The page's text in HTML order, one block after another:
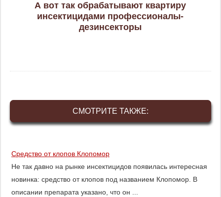
А вот так обрабатывают квартиру
инсектицидами профессионалы-
дезинсекторы
СМОТРИТЕ ТАКЖЕ:
Средство от клопов Клопомор
Не так давно на рынке инсектицидов появилась интересная
новинка: средство от клопов под названием Клопомор. В
описании препарата указано, что он ...